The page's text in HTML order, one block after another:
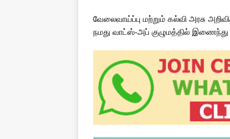
வேலைவாய்ப்பு மற்றும் கல்வி அரசு
நமது வாட்ஸ்-அப் குழுமத்தில்